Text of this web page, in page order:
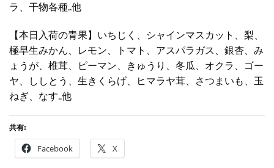
ラ、干物各種..他
【本日入荷の青果】いちじく、シャインマスカット、梨、
極早生みかん、レモン、トマト、アスパラガス、銀杏、み
ょうが、椎茸、ピーマン、きゅうり、冬瓜、オクラ、ゴー
ヤ、ししとう、生きくらげ、ヒマラヤ茸、さつまいも、玉
ねぎ、なす..他
共有:
Facebook X